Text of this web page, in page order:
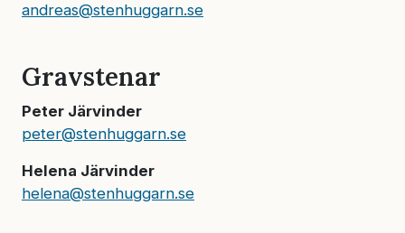
andreas@stenhuggarn.se
Gravstenar
Peter Järvinder
peter@stenhuggarn.se
Helena Järvinder
helena@stenhuggarn.se